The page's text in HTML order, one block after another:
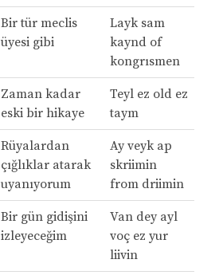
Bir tür meclis
üyesi gibi
Layk sam
kaynd of
kongrısmen
Zaman kadar
eski bir hikaye
Teyl ez old ez
taym
Rüyalardan
çığlıklar atarak
uyanıyorum
Ay veyk ap
skriimin
from driimin
Bir gün gidişini
izleyeceğim
Van dey ayl
voç ez yur
liivin